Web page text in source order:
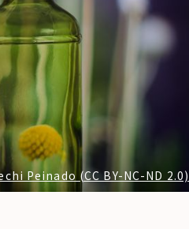
Peinado (CC BY-NC-ND 2.0)